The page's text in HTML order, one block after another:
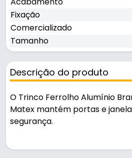
Fixação
Comercializado
Tamanho
Descrição do produto
O Trinco Ferrolho Alumínio
Matex mantém portas e
segurança.